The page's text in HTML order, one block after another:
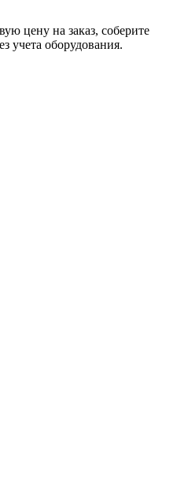
цену на заказ, соберите
учета оборудования.